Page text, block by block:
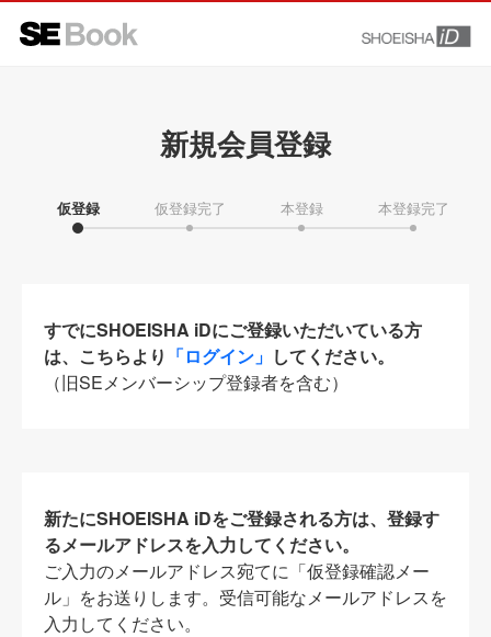
新規会員登録
仮登録 仮登録完了 本登録 本登録完了
すでにSHOEISHA iDにご登録いただいている方
は、こちらより 「ログイン」 してください。
（旧SEメンバーシップ登録者を含む）
新たにSHOEISHA iDをご登録される方は、登録す
るメールアドレスを入力してください。
ご入力のメールアドレス宛てに「仮登録確認メー
ル」をお送りします。受信可能なメールアドレスを
入力してください。